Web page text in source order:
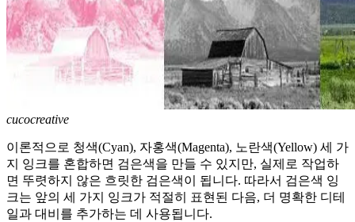
cucocreative
이론적으로 청색(Cyan), 자홍색(Magenta), 노란색(Yellow) 세 가
지 잉크를 혼합하면 검은색을 만들 수 있지만, 실제로 작업하
면 뚜렷하지 않은 흐릿한 검은색이 됩니다. 따라서 검은색 잉
크는 앞의 세 가지 잉크가 적절히 표현된 다음, 더 명확한 디테
일과 대비를 추가하는 데 사용됩니다.